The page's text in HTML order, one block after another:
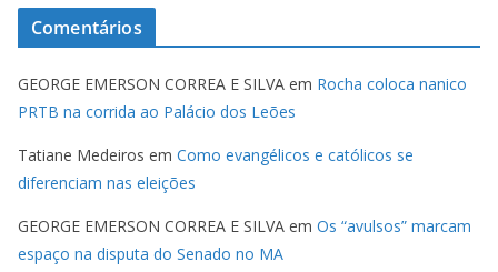
Comentários
GEORGE EMERSON CORREA E SILVA em Rocha coloca nanico
PRTB na corrida ao Palácio dos Leões
Tatiane Medeiros em Como evangélicos e católicos se
diferenciam nas eleições
GEORGE EMERSON CORREA E SILVA em Os “avulsos” marcam
espaço na disputa do Senado no MA